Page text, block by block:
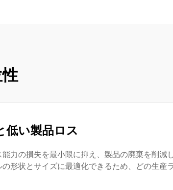
低い製品ロス
力の損失を最小限に抑え、製品の廃棄を削減
形状とサイズに最適化できるため、どの生産